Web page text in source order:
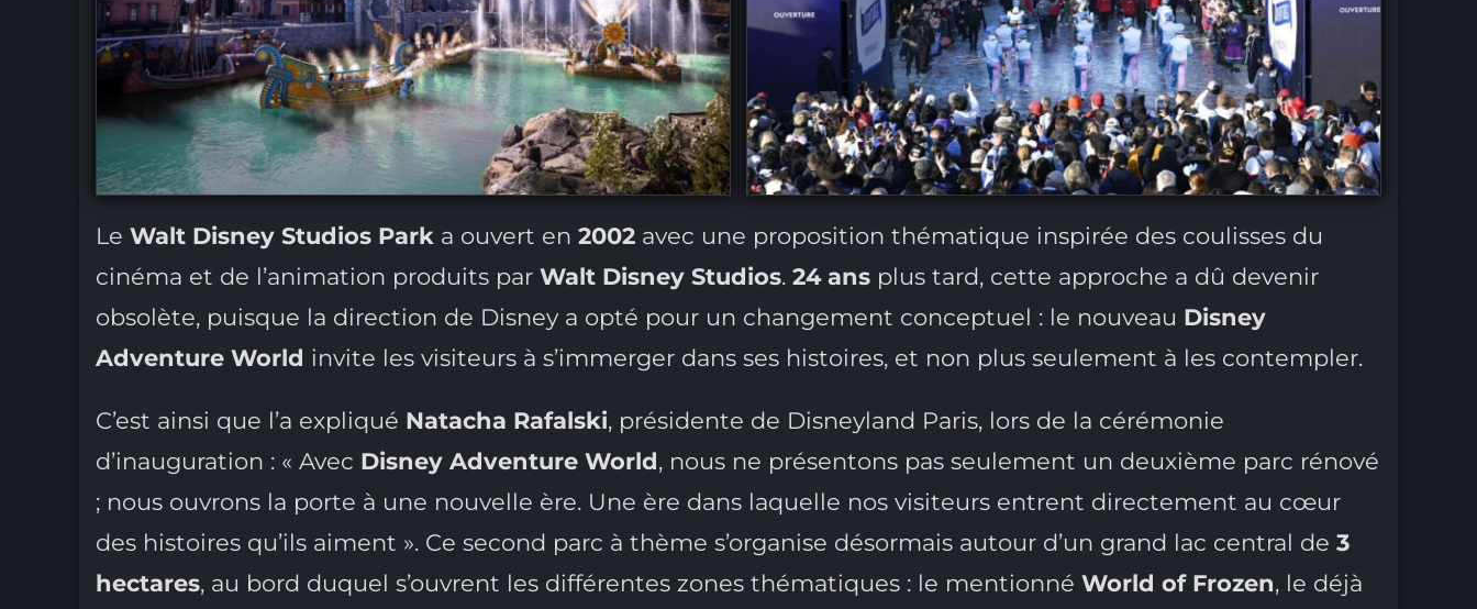
Le Walt Disney Studios Parka ouvert en 2002avec une proposition thématique inspirée des coulisses du
cinéma et de l’animation produits par Walt Disney Studios. 24 ansplus tard, cette approche a dû devenir
obsolète, puisque la direction de Disney a opté pour un changement conceptuel : le nouveau Disney
Adventure World invite les visiteurs à s’immerger dans ses histoires, et non plus seulement à les contempler.
C’est ainsi que l’a expliqué Natacha Rafalski, présidente de Disneyland Paris, lors de la cérémonie
d’inauguration : « Avec Disney Adventure World, nous ne présentons pas seulement un deuxième parc rénové
; nous ouvrons la porte à une nouvelle ère. Une ère dans laquelle nos visiteurs entrent directement au cœur
des histoires qu’ils aiment ». Ce second parc à thème s’organise désormais autour d’un grand lac central de 3
hectares, au bord duquel s’ouvrent les différentes zones thématiques : le mentionné World of Frozen, le déjà